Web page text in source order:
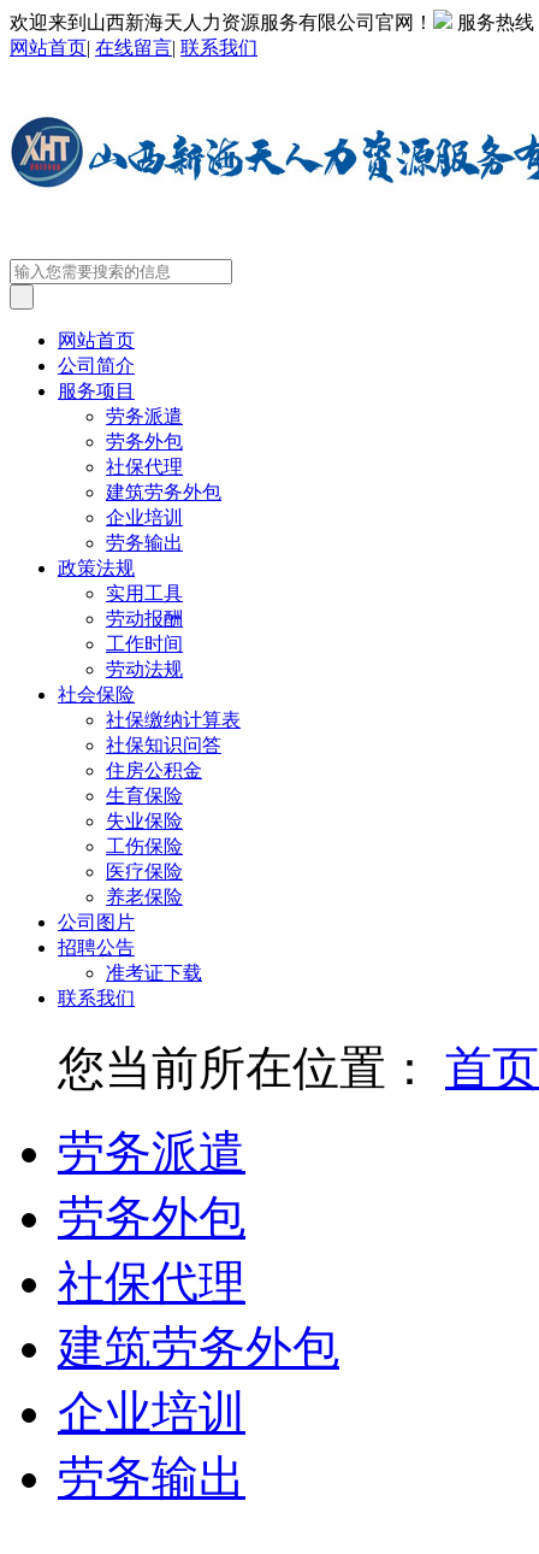
欢迎来到山西新海天人力资源服务有限公司官网！
服务热线
网站首页| 在线留言| 联系我们
网站首页
公司简介
服务项目
劳务派遣
劳务外包
社保代理
建筑劳务外包
企业培训
劳务输出
政策法规
实用工具
劳动报酬
工作时间
劳动法规
社会保险
社保缴纳计算表
社保知识问答
住房公积金
生育保险
失业保险
工伤保险
医疗保险
养老保险
公司图片
招聘公告
准考证下载
联系我们
您当前所在位置：
首页
劳务派遣
劳务外包
社保代理
建筑劳务外包
企业培训
劳务输出